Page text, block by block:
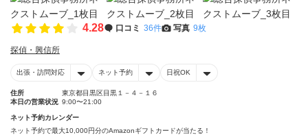
4.28 口コミ 36件 写真 9枚
探偵・興信所
出張・訪問対応 ネット予約 日祝OK
住所
東京都目黒区目黒１－４－１６
本日の営業状況 9:00〜21:00
ネット予約カレンダー
ネット予約で最大10,000円分のAmazonギフトカードが当たる！